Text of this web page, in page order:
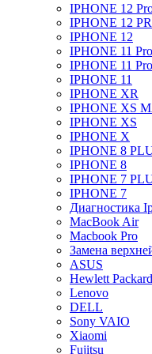
IPHONE 12
IPHONE 12
IPHONE 12
IPHONE 11
IPHONE 11 Pro
IPHONE 11
IPHONE XR
IPHONE XS
IPHONE XS
IPHONE X
IPHONE 8
IPHONE 8
IPHONE 7
IPHONE 7
Диагностика
MacBook Air
Macbook Pro
Замена
ASUS
Hewlett Packard
Lenovo
DELL
Sony VAIO
Xiaomi
Fujitsu